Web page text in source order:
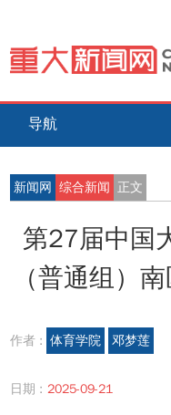
导航
新闻网 综合新闻 正文
第27届中国
（普通组）
作者 : 体育学院 邓梦莲
日期 : 2025-09-21